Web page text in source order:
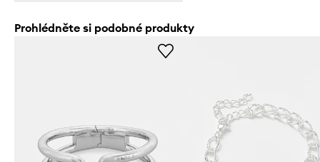
Prohlédněte si podobné produkty